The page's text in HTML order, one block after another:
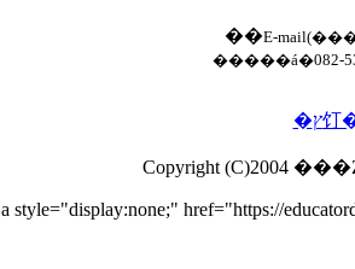
��E-
�����á�082-
a style="display:none;" href="https://